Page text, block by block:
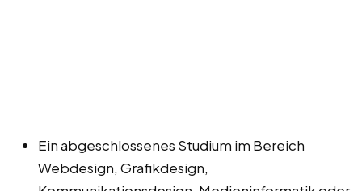
Ein abgeschlossenes Studium im Bereich
Webdesign, Grafikdesign,